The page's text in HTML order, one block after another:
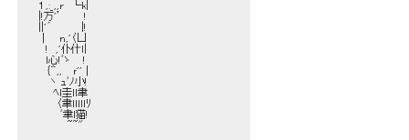
１,:_,,r　└k|
|!万'’　　　!
||'´　　　　|!
│　 n,'〈凵
!　,'仆什l|
ｌ心!ﾞゝ 　!
｛＾,,　 ｒ''│
ヽ ｭﾞﾉ小!
ﾍl圭ll聿
〈聿lｌｌｌｌﾘ
ﾞ聿l猫!